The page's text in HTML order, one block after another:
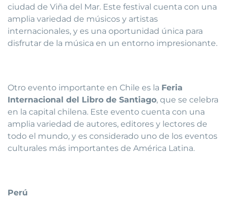
ciudad de Viña del Mar. Este festival cuenta con una
amplia variedad de músicos y artistas
internacionales, y es una oportunidad única para
disfrutar de la música en un entorno impresionante.
Otro evento importante en Chile es la Feria
Internacional del Libro de Santiago, que se celebra
en la capital chilena. Este evento cuenta con una
amplia variedad de autores, editores y lectores de
todo el mundo, y es considerado uno de los eventos
culturales más importantes de América Latina.
Perú